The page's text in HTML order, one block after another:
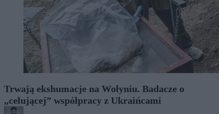
Trwają ekshumacje na Wołyniu. Badacze o
„celującej” współpracy z Ukraińcami